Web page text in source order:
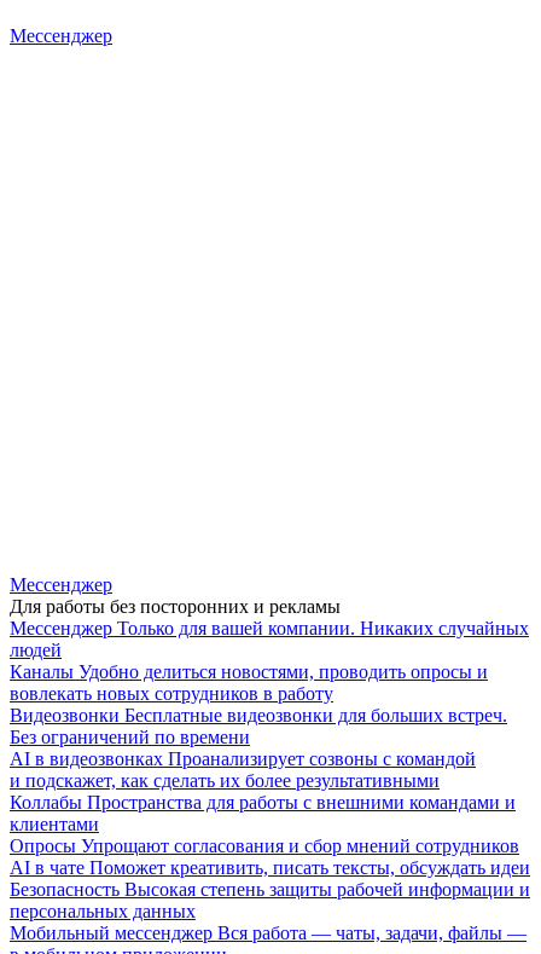
Мессенджер
Мессенджер
Для работы без посторонних и рекламы
Мессенджер Только для вашей компании. Никаких случайных
людей
Каналы Удобно делиться новостями, проводить опросы и
вовлекать новых сотрудников в работу
Видеозвонки Бесплатные видеозвонки для больших встреч.
Без ограничений по времени
AI в видеозвонках Проанализирует созвоны с командой
и подскажет, как сделать их более результативными
Коллабы Пространства для работы с внешними командами и
клиентами
Опросы Упрощают согласования и сбор мнений сотрудников
AI в чате Поможет креативить, писать тексты, обсуждать идеи
Безопасность Высокая степень защиты рабочей информации и
персональных данных
Мобильный мессенджер Вся работа — чаты, задачи, файлы —